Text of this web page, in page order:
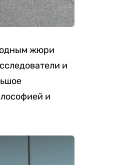
жюри
и
и